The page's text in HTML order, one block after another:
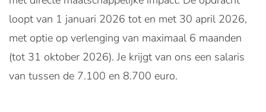
loopt van 1 januari 2026 tot en met 30 april 2026,
met optie op verlenging van maximaal 6 maanden
(tot 31 oktober 2026). Je krijgt van ons een salaris
van tussen de 7.100 en 8.700 euro.